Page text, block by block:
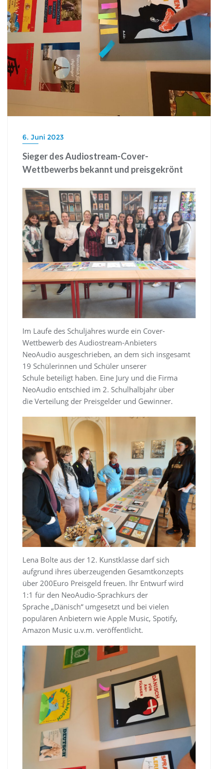
6. Juni 2023
Sieger des Audiostream-Cover-
Wettbewerbs bekannt und preisgekrönt
Im Laufe des Schuljahres wurde ein Cover-
Wettbewerb des Audiostream-Anbieters
NeoAudio ausgeschrieben, an dem sich insgesamt
19 Schülerinnen und Schüler unserer
Schule beteiligt haben. Eine Jury und die Firma
NeoAudio entschied im 2. Schulhalbjahr über
die Verteilung der Preisgelder und Gewinner.
Lena Bolte aus der 12. Kunstklasse darf sich
aufgrund ihres überzeugenden Gesamtkonzepts
über 200Euro Preisgeld freuen. Ihr Entwurf wird
1:1 für den NeoAudio-Sprachkurs der
Sprache „Dänisch“ umgesetzt und bei vielen
populären Anbietern wie Apple Music, Spotify,
Amazon Music u.v.m. veröffentlicht.